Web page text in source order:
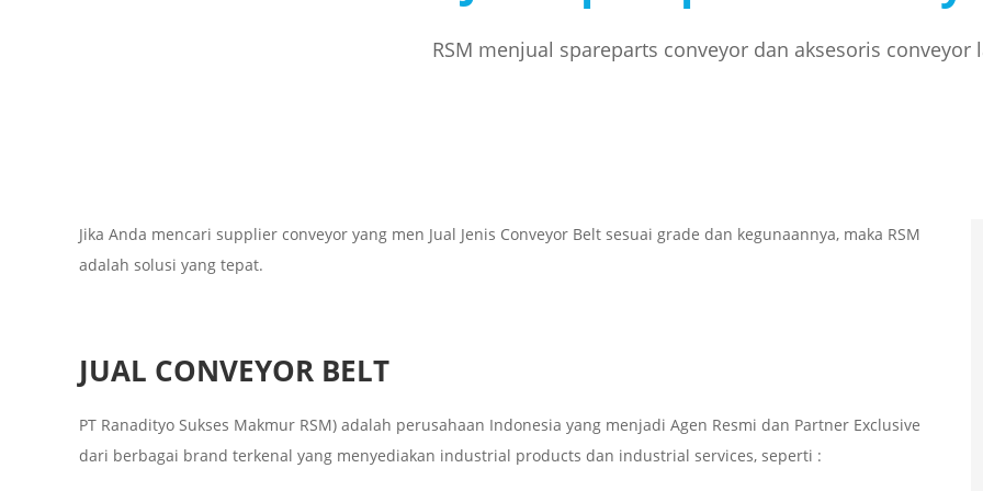
RSM menjual spareparts conveyor dan aksesoris conveyor
Jika Anda mencari supplier conveyor yang men Jual Jenis Conveyor Belt sesuai grade dan kegunaannya, maka RSM
adalah solusi yang tepat.
JUAL CONVEYOR BELT
PT Ranadityo Sukses Makmur RSM) adalah perusahaan Indonesia yang menjadi Agen Resmi dan Partner Exclusive
dari berbagai brand terkenal yang menyediakan industrial products dan industrial services, seperti :